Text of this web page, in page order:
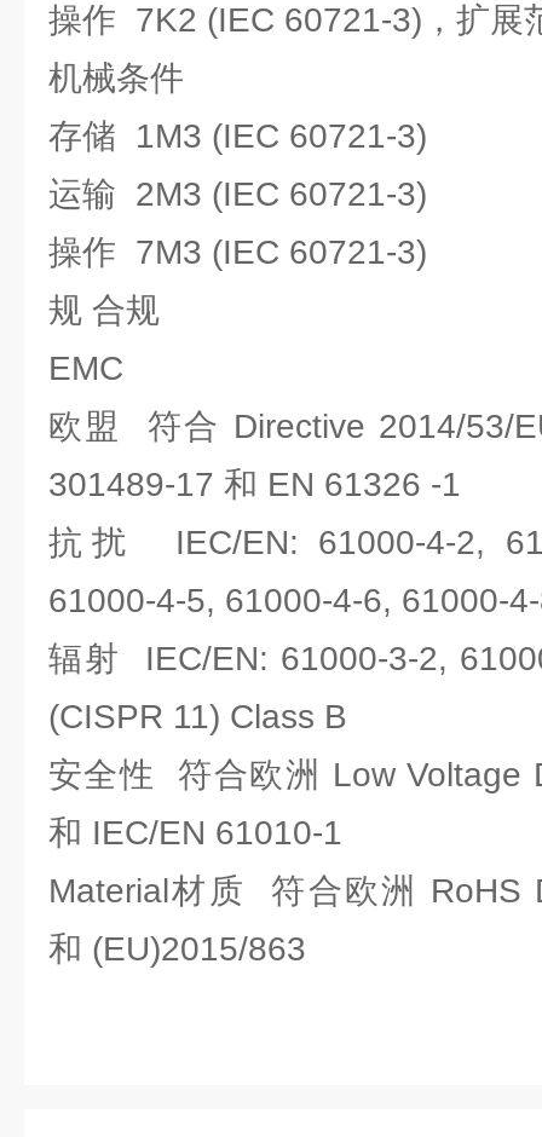
操作 7K2 (IEC 60721-3)，扩展
机械条件
存储 1M3 (IEC 60721-3)
运输 2M3 (IEC 60721-3)
操作 7M3 (IEC 60721-3)
规 合规
EMC
欧盟 符合 Directive 2014/53/
301489-17 和 EN 61326 -1
抗扰 IEC/EN: 61000-4-2,
61000-4-5, 61000-4-6, 61000-
辐射 IEC/EN: 61000-3-2,
(CISPR 11) Class B
安全性 符合欧洲 Low Voltage
和 IEC/EN 61010-1
Material材质 符合欧洲 RoHS
和 (EU)2015/863